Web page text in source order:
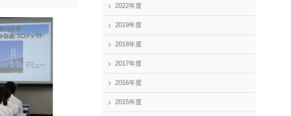
2022年度
2019年度
2018年度
2017年度
2016年度
2015年度